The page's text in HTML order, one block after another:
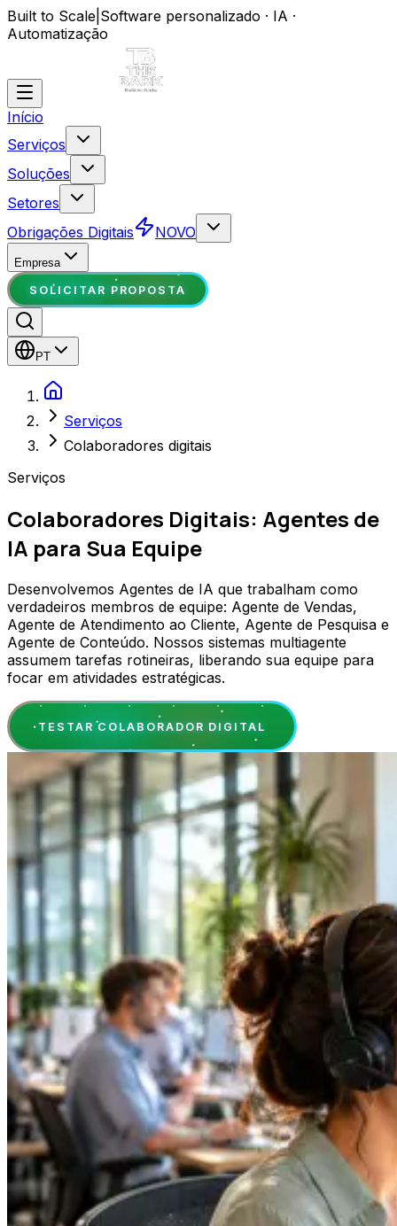
Built to Scale Software personalizado · IA ·
Automatização
Início
Serviços
Soluções
Setores
Obrigações Digitais
NOVO
Empresa
SOLICITAR PROPOSTA
PT
Serviços
Colaboradores digitais
Serviços
Colaboradores Digitais: Agentes de
IA para Sua Equipe
Desenvolvemos Agentes de IA que trabalham como
verdadeiros membros de equipe: Agente de Vendas,
Agente de Atendimento ao Cliente, Agente de Pesquisa e
Agente de Conteúdo. Nossos sistemas multiagente
assumem tarefas rotineiras, liberando sua equipe para
focar em atividades estratégicas.
TESTAR COLABORADOR DIGITAL